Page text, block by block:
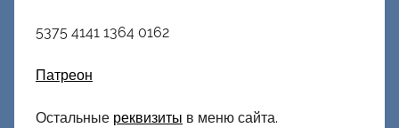
5375 4141 1364 0162
Патреон
Остальные реквизиты в меню сайта.